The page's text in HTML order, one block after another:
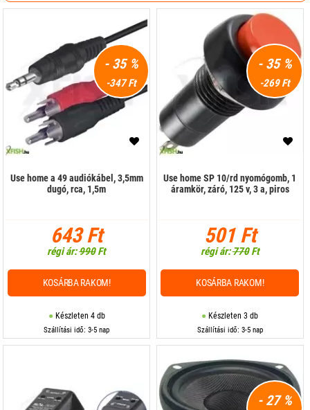
- 35 %
-347 Ft
Use home a 49 audiókábel, 3,5mm
dugó, rca, 1,5m
643 Ft
régi ár:990Ft
Készleten 4 db
Szállítási idő: 3-5 nap
KOSÁRBA RAKOM!
- 35 %
-269 Ft
Use home SP 10/rd nyomógomb, 1
áramkör, záró, 125 v, 3 a, piros
501 Ft
régi ár:770Ft
Készleten 3 db
Szállítási idő: 3-5 nap
KOSÁRBA RAKOM!
- 27 %